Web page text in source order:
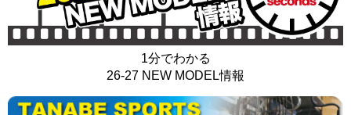
1分でわかる
26-27 NEW MODEL情報